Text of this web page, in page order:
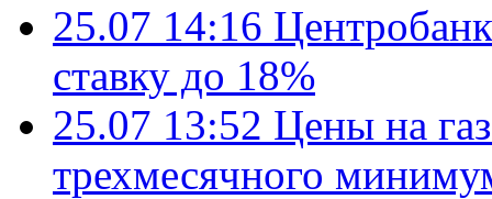
25.07 14:16
ставку до 18%
25.07 13:52 Цены на
трехмесячного